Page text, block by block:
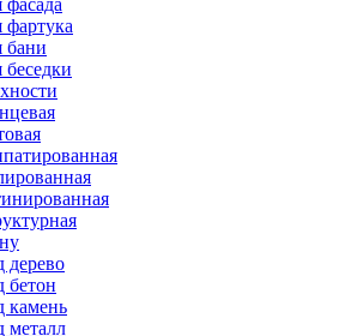
фасада
фартука
бани
беседки
дерево
бетон
камень
металл